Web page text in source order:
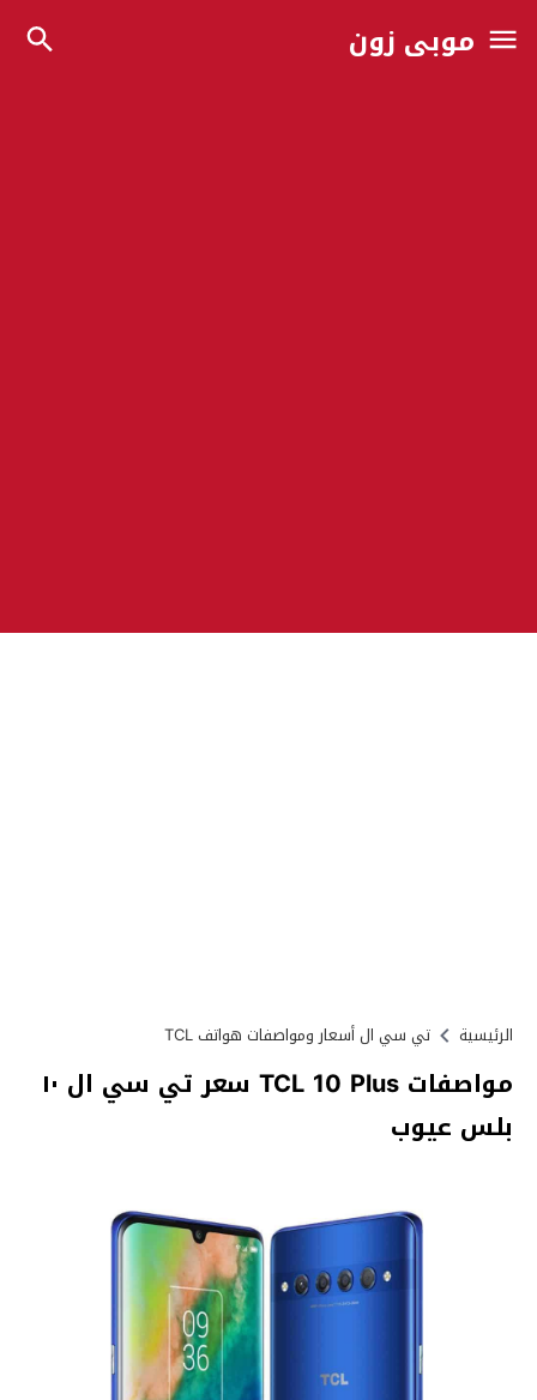
موبي زون
الرئيسية تي سي ال أسعار ومواصفات هواتف TCL
مواصفات TCL 10 Plus سعر تي سي ال ١٠
بلس عيوب